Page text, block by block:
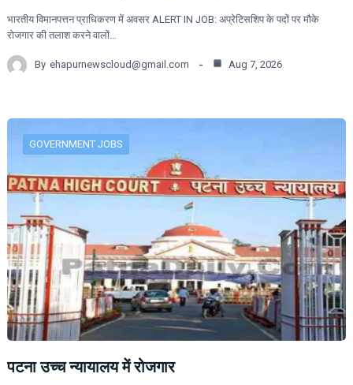
भारतीय विमानपत्तन प्राधिकरण में अवसर ALERT IN JOB: अप्रेटिसशिप के पदों पर मौके
रोजगार की तलाश करने वालों…
By ehapurnewscloud@gmail.com Aug 7, 2026
GOVERNMENT JOBS
पटना उच्च न्यायालय में रोजगार